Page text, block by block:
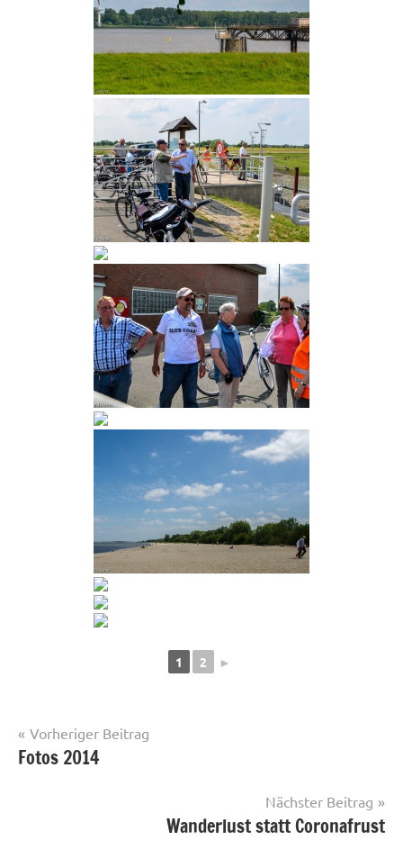
1 2 ►
Fotos
Beitragsnavigation
Vorheriger Beitrag
Fotos 2014
Nächster Beitrag
Wanderlust statt Coronafrust